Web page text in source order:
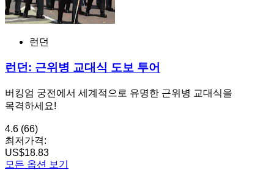
런던
런던: 근위병 교대식 도보 투어
버킹엄 궁전에서 세계적으로 유명한 근위병 교대식을
목격하세요!
4.6 (66)
최저가격:
US$18.83
모든 옵션 보기